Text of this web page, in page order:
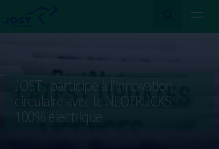
Nous
Services
Nos
JOST : participe à l'innovation
circulaire avec le NEOTRUCKS
100% électrique